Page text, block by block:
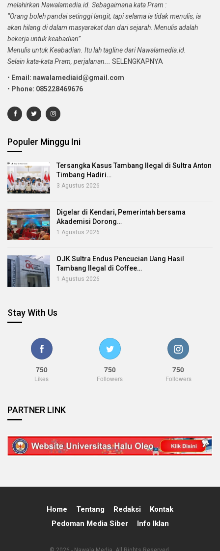
melahirkan Nawalamedia.id. Sebagaimana kata Pram :
“Orang boleh pandai setinggi langit, tapi selama ia tidak menulis, ia
akan hilang di dalam masyarakat dan dari sejarah. Menulis adalah
bekerja untuk keabadian”.
Menulis untuk Keabadian. Itu lah tagline dari Nawalamedia.id.
Selain kata-kata Pram, perjalanan...
SELENGKAPNYA
• Email: nawalamediaid@gmail.com
• Phone: 085228469676
Populer Minggu Ini
Tersangka Kasus Tambang Ilegal di Sultra Anton
Timbang Hadiri…
3 Agustus 2026
Digelar di Kendari, Pemerintah bersama
Akademisi Dorong…
1 Agustus 2026
OJK Sultra Endus Pencucian Uang Hasil
Tambang Ilegal di Coffee…
1 Agustus 2026
Stay With Us
750
Likes
750
Followers
750
Followers
PARTNER LINK
Home Tentang Redaksi
Kontak
Pedoman Media Siber
Info Iklan